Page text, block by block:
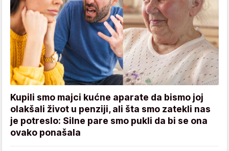
Kupili smo majci kućne aparate da bismo joj
olakšali život u penziji, ali šta smo zatekli nas
je potreslo: Silne pare smo pukli da bi se ona
ovako ponašala